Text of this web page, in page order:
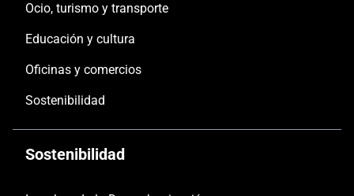
Ocio, turismo y transporte
Educación y cultura
Oficinas y comercios
Sostenibilidad
Sostenibilidad